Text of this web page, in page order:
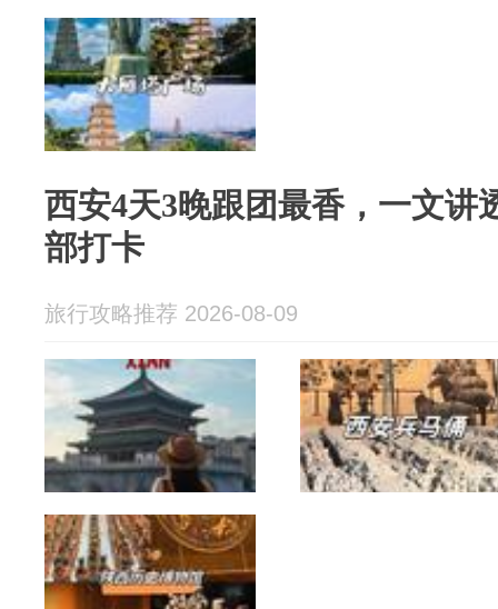
西安4天3晚跟团最香，一文讲
部打卡
旅行攻略推荐 2026-08-09